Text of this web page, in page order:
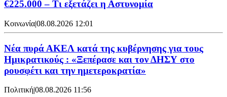
€225.000 – Τι εξετάζει η Αστυνομία
Κοινωνία|08.08.2026 12:01
Νέα πυρά ΑΚΕΛ κατά της κυβέρνησης για τους
Ημικρατικούς : «Ξεπέρασε και τον ΔΗΣΥ στο
ρουσφέτι και την ημετεροκρατία»
Πολιτική|08.08.2026 11:56